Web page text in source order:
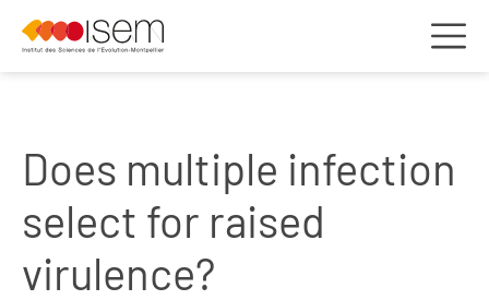
Does multiple infection
select for raised
virulence?